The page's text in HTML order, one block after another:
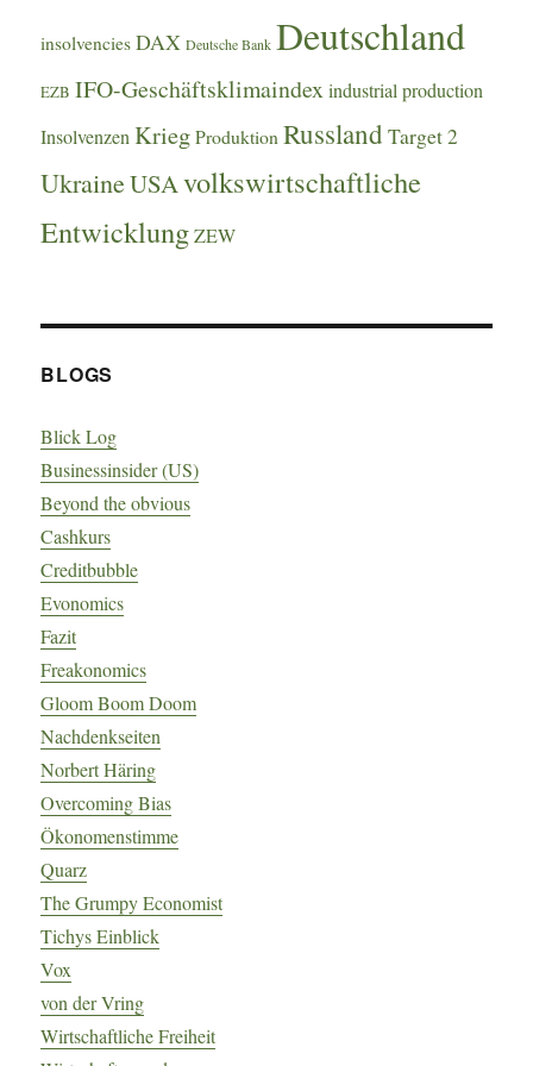
insolvencies DAX Deutsche Bank Deutschland
EZB IFO-Geschäftsklimaindex industrial production
Insolvenzen Krieg Produktion Russland Target 2
UkraineUSAvolkswirtschaftliche
Entwicklung ZEW
BLOGS
Blick Log
Businessinsider (US)
Beyond the obvious
Cashkurs
Creditbubble
Evonomics
Fazit
Freakonomics
Gloom Boom Doom
Nachdenkseiten
Norbert Häring
Overcoming Bias
Ökonomenstimme
Quarz
The Grumpy Economist
Tichys Einblick
Vox
von der Vring
Wirtschaftliche Freiheit